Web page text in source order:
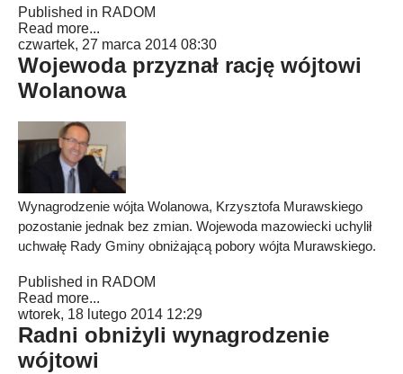
Published in RADOM
Read more...
czwartek, 27 marca 2014 08:30
Wojewoda przyznał rację wójtowi
Wolanowa
Wynagrodzenie wójta Wolanowa, Krzysztofa Murawskiego
pozostanie jednak bez zmian. Wojewoda mazowiecki uchylił
uchwałę Rady Gminy obniżającą pobory wójta Murawskiego.
Published in RADOM
Read more...
wtorek, 18 lutego 2014 12:29
Radni obniżyli wynagrodzenie
wójtowi